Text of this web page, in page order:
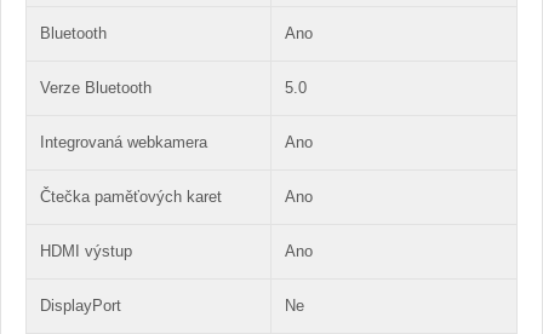
Bluetooth Ano
Verze Bluetooth 5.0
Integrovaná webkamera Ano
Čtečka paměťových karet Ano
HDMI výstup Ano
DisplayPort Ne